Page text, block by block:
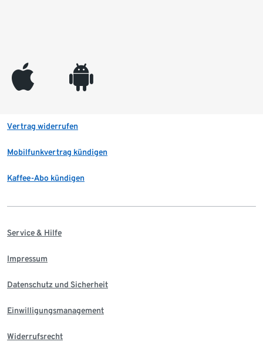
appleinc android
Vertrag widerrufen
Mobilfunkvertrag kündigen
Kaffee-Abo kündigen
Service & Hilfe
Impressum
Datenschutz und Sicherheit
Einwilligungsmanagement
Widerrufsrecht